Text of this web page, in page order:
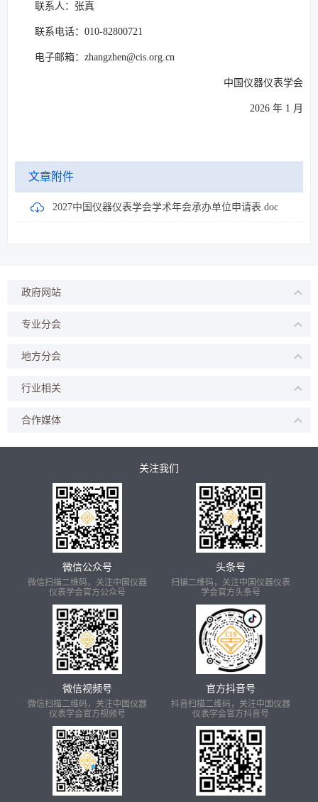
联系人：张真
联系电话：010-82800721
电子邮箱：zhangzhen@cis.org.cn
中国仪器仪表学会
2026 年 1 月
文章附件
2027中国仪器仪表学会学术年会承办单位申请表.doc
政府网站
专业分会
地方分会
行业相关
合作媒体
关注我们
微信公众号
微信扫描二维码，关注中国仪器
仪表学会官方公众号
头条号
扫描二维码，关注中国仪器仪表
学会官方头条号
微信视频号
微信扫描二维码，关注中国仪器
仪表学会官方视频号
官方抖音号
抖音扫描二维码，关注中国仪器
仪表学会官方抖音号